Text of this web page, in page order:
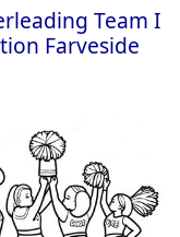
Team I
Farveside